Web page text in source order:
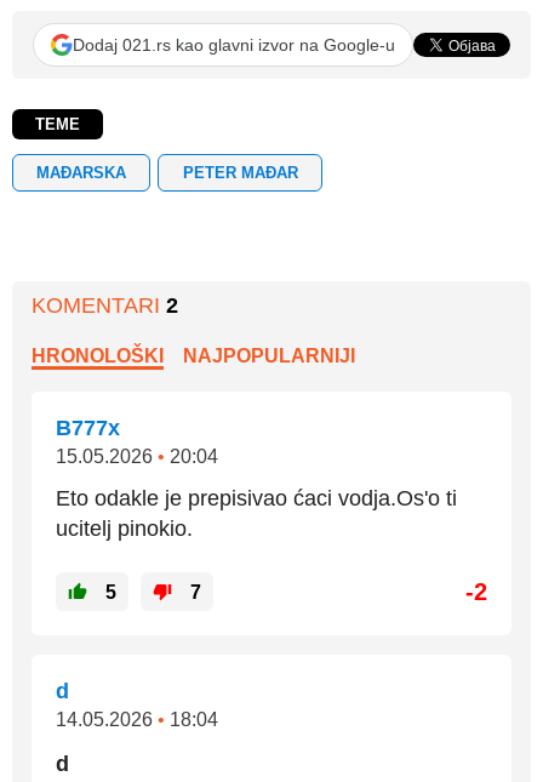
Dodaj 021.rs kao glavni izvor na Google-u
TEME
MAĐARSKA PETER MAĐAR
KOMENTARI 2
HRONOLOŠKI NAJPOPULARNIJI
B777x
15.05.2026 • 20:04
Eto odakle je prepisivao ćaci vodja.Os'o ti
ucitelj pinokio.
5 7 -2
d
14.05.2026 • 18:04
d